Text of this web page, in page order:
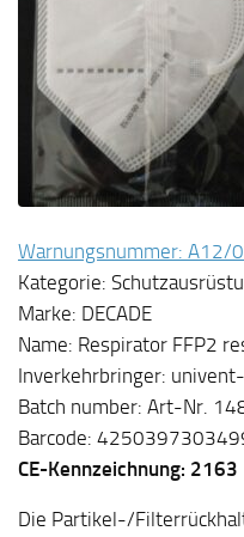
Warnungsnummer: A12/
Kategorie:
Marke: DECADE
Name: Respirator FFP2
Inverkehrbringer:
Batch number: Art-Nr.
Barcode:
CE-Kennzeichnung: 2163
Die Partikel-/